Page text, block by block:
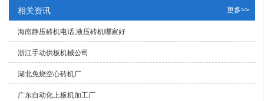
相关资讯 更多>>
海南静压砖机电话,液压砖机哪家好
浙江手动供板机械公司
湖北免烧空心砖机厂
广东自动化上板机加工厂